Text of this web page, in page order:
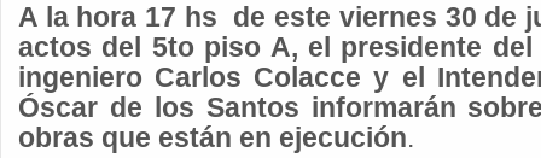
A la hora 17 hs de este viernes 30 de
actos del 5to piso A, el presidente
ingeniero Carlos Colacce y el
Óscar de los Santos informarán
obras que están en ejecución.